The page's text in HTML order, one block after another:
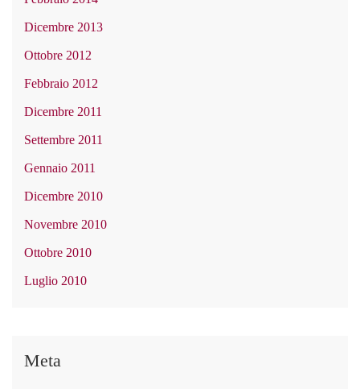
Dicembre 2013
Ottobre 2012
Febbraio 2012
Dicembre 2011
Settembre 2011
Gennaio 2011
Dicembre 2010
Novembre 2010
Ottobre 2010
Luglio 2010
Meta